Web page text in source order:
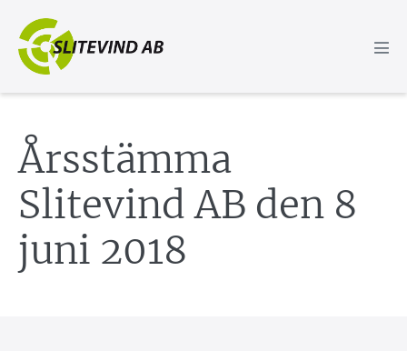
innehåll
Årsstämma
Slitevind AB den 8
juni 2018